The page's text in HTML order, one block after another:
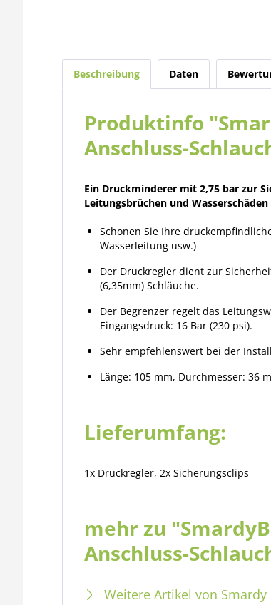
Beschreibung Daten
Produktinfo
Anschluss-
Ein Druckminderer mit 2,75 bar zur
Leitungsbrüchen und
Schonen Sie Ihre
Wasserleitung usw.)
Der Druckregler dient zur
(6,35mm) Schläuche.
Der Begrenzer regelt das
Eingangsdruck: 16 Bar (230 psi).
Sehr empfehlenswert bei der
Länge: 105 mm, Durchmesser: 36
Lieferumfang:
1x Druckregler, 2x Sicherungsclips
mehr zu
Anschluss-
Weitere Artikel von Smardy